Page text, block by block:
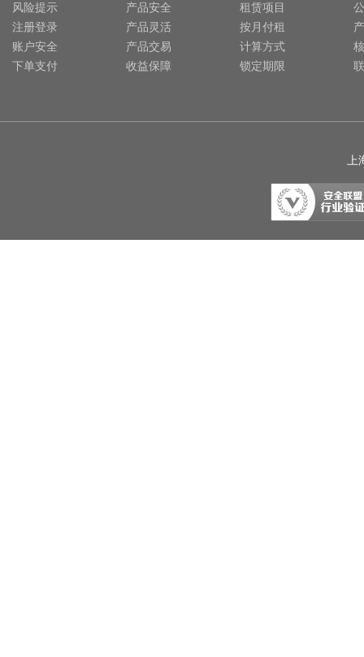
风险提示
注册登录
账户安全
下单支付
产品安全
产品灵活
产品交易
收益保障
租赁项目
按月付租
计算方式
锁定期限